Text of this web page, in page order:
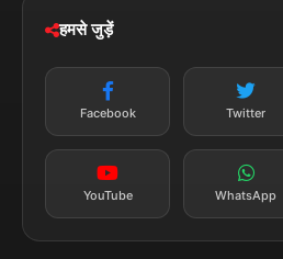
न्यूज़ अलर्ट
सब्सक्राइब करें
हमसे जुड़ें
Facebook Twitter
YouTube WhatsApp